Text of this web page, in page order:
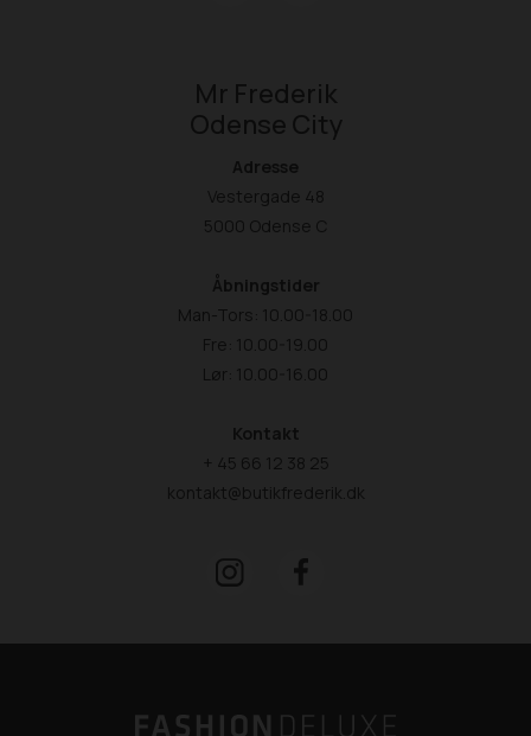
Mr Frederik
Odense City
Adresse
Vestergade 48
5000 Odense C
Åbningstider
Man-Tors: 10.00-18.00
Fre: 10.00-19.00
Lør: 10.00-16.00
Kontakt
+ 45 66 12 38 25
kontakt@butikfrederik.dk